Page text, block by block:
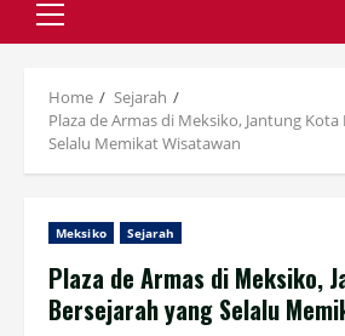
Primary
Menu
Home
Sejarah
Plaza de Armas di Meksiko, Jantung
Selalu Memikat Wisatawan
Meksiko Sejarah
Plaza de Armas di Meksiko,
Bersejarah yang Selalu